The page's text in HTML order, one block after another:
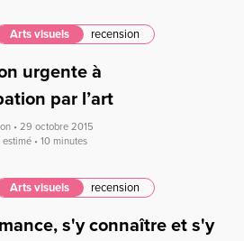
Arts visuels recension
urgente à
par l’art
• 29 octobre 2015
• 10 minutes
Arts visuels recension
s'y connaître et s'y